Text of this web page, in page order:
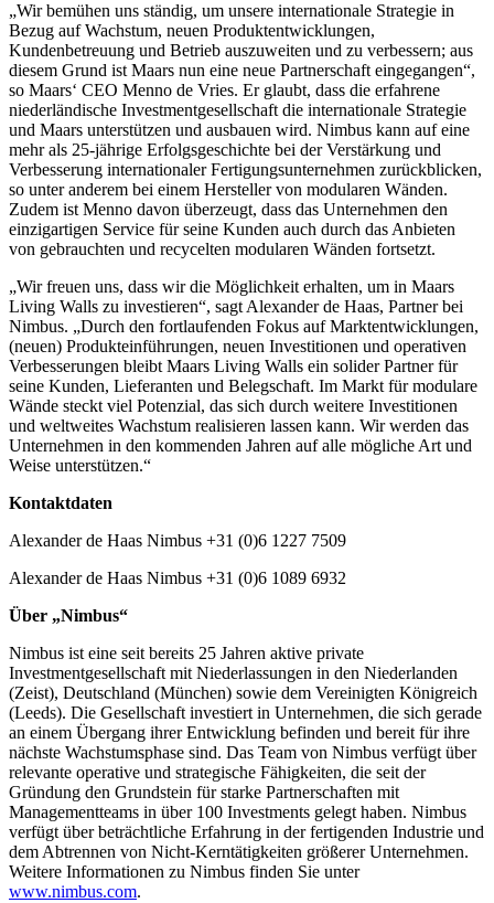
„Wir bemühen uns ständig, um unsere internationale Strategie in
Bezug auf Wachstum, neuen Produktentwicklungen,
Kundenbetreuung und Betrieb auszuweiten und zu verbessern; aus
diesem Grund ist Maars nun eine neue Partnerschaft eingegangen“,
so Maars‘ CEO Menno de Vries. Er glaubt, dass die erfahrene
niederländische Investmentgesellschaft die internationale Strategie
und Maars unterstützen und ausbauen wird. Nimbus kann auf eine
mehr als 25-jährige Erfolgsgeschichte bei der Verstärkung und
Verbesserung internationaler Fertigungsunternehmen zurückblicken,
so unter anderem bei einem Hersteller von modularen Wänden.
Zudem ist Menno davon überzeugt, dass das Unternehmen den
einzigartigen Service für seine Kunden auch durch das Anbieten
von gebrauchten und recycelten modularen Wänden fortsetzt.
„Wir freuen uns, dass wir die Möglichkeit erhalten, um in Maars
Living Walls zu investieren“, sagt Alexander de Haas, Partner bei
Nimbus. „Durch den fortlaufenden Fokus auf Marktentwicklungen,
(neuen) Produkteinführungen, neuen Investitionen und operativen
Verbesserungen bleibt Maars Living Walls ein solider Partner für
seine Kunden, Lieferanten und Belegschaft. Im Markt für modulare
Wände steckt viel Potenzial, das sich durch weitere Investitionen
und weltweites Wachstum realisieren lassen kann. Wir werden das
Unternehmen in den kommenden Jahren auf alle mögliche Art und
Weise unterstützen.“
Kontaktdaten
Alexander de Haas Nimbus +31 (0)6 1227 7509
Alexander de Haas Nimbus +31 (0)6 1089 6932
Über „Nimbus“
Nimbus ist eine seit bereits 25 Jahren aktive private
Investmentgesellschaft mit Niederlassungen in den Niederlanden
(Zeist), Deutschland (München) sowie dem Vereinigten Königreich
(Leeds). Die Gesellschaft investiert in Unternehmen, die sich gerade
an einem Übergang ihrer Entwicklung befinden und bereit für ihre
nächste Wachstumsphase sind. Das Team von Nimbus verfügt über
relevante operative und strategische Fähigkeiten, die seit der
Gründung den Grundstein für starke Partnerschaften mit
Managementteams in über 100 Investments gelegt haben. Nimbus
verfügt über beträchtliche Erfahrung in der fertigenden Industrie und
dem Abtrennen von Nicht-Kerntätigkeiten größerer Unternehmen.
Weitere Informationen zu Nimbus finden Sie unter
www.nimbus.com.